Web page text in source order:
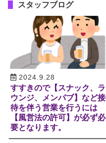
スタッフブログ
2024.9.28
すすきので【スナック、ラ
ウンジ、メンパブ】など接
待を伴う営業を行うには
【風営法の許可】が必ず必
要となります。